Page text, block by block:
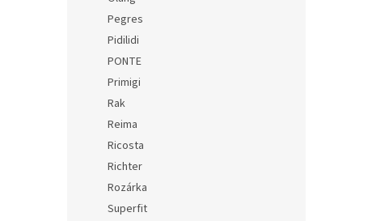
Pegres
Pidilidi
PONTE
Primigi
Rak
Reima
Ricosta
Richter
Rozárka
Superfit